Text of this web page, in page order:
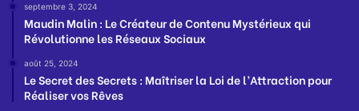
septembre 3, 2024
Maudin Malin : Le Créateur de Contenu Mystérieux qui
Révolutionne les Réseaux Sociaux
août 25, 2024
Le Secret des Secrets : Maîtriser la Loi de l’Attraction pour
Réaliser vos Rêves